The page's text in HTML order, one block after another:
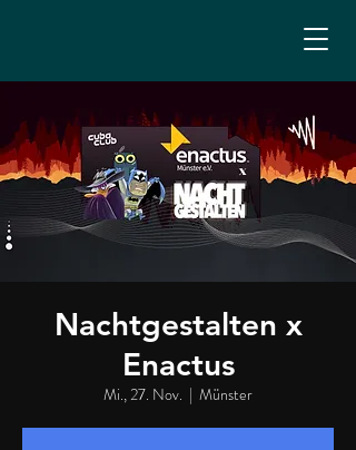
Nachtgestalten x
Enactus
Mi., 27. Nov.
  |
Münster